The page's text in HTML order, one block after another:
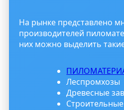
На рынке представлено
производителей
них можно выделить
Леспромхозы
Древесные